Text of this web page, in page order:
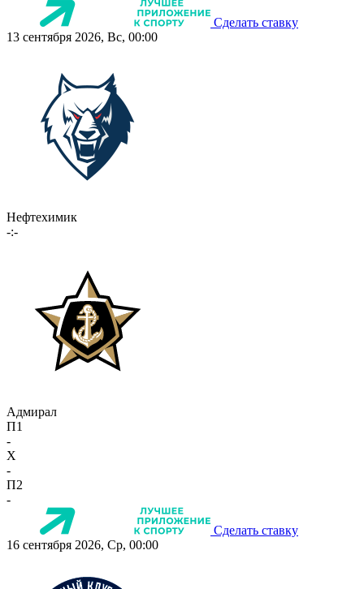
Сделать ставку
13 сентября 2026, Вс, 00:00
Нефтехимик
-:-
Адмирал
П1
-
X
-
П2
-
Сделать ставку
16 сентября 2026, Ср, 00:00